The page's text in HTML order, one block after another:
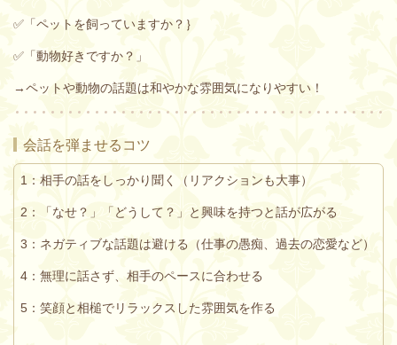
✅「ペットを飼っていますか？｝
✅「動物好きですか？」
→ペットや動物の話題は和やかな雰囲気になりやすい！
会話を弾ませるコツ
1：相手の話をしっかり聞く（リアクションも大事）
2：「なせ？」「どうして？」と興味を持つと話が広がる
3：ネガティブな話題は避ける（仕事の愚痴、過去の恋愛など）
4：無理に話さず、相手のペースに合わせる
5：笑顔と相槌でリラックスした雰囲気を作る